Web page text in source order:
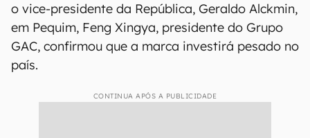
o vice-presidente da República, Geraldo Alckmin,
em Pequim, Feng Xingya, presidente do Grupo
GAC, confirmou que a marca investirá pesado no
país.
CONTINUA APÓS A PUBLICIDADE